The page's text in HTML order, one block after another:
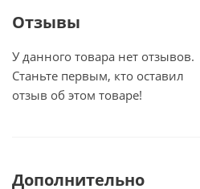
Отзывы
У данного товара нет отзывов.
Станьте первым, кто оставил
отзыв об этом товаре!
Дополнительно